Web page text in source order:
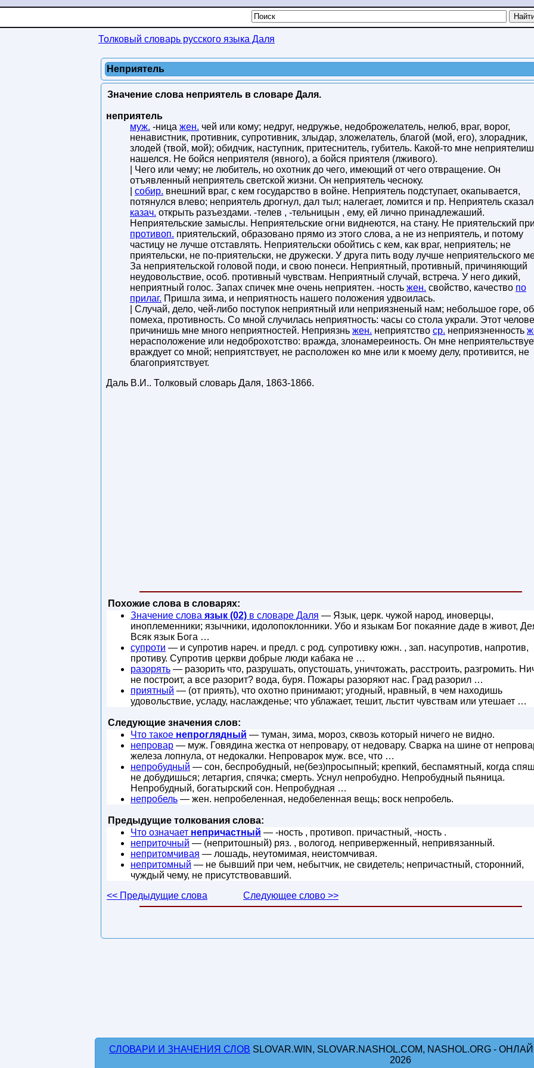
Толковый словарь русского языка Даля
Неприятель
Значение слова неприятель в словаре Даля.
неприятель
муж. -ница жен. чей или кому; недруг, недружье, недоброжелатель, нелюб, враг, ворог,
ненавистник, противник, супротивник, злыдар, зложелатель, благой (мой, его), злорадник,
злодей (твой, мой); обидчик, наступник, притеснитель, губитель. Какой-то мне
нашелся. Не бойся неприятеля (явного), а бойся приятеля (лживого).
| Чего или чему; не любитель, но охотник до чего, имеющий от чего отвращение. Он
отъявленный неприятель светской жизни. Он неприятель чесноку.
собир. внешний враг, с кем государство в войне. Неприятель подступает, окапывается,
потянулся влево; неприятель дрогнул, дал тыл; налегает, ломится и пр. Неприятель
казач. открыть разъездами. -телев , -тельницын , ему, ей лично принадлежаший.
Неприятельские замыслы. Неприятельские огни виднеются, на стану. Не приятельский
противоп. приятельский, образовано прямо из этого слова, а не из неприятель, и потому
частицу не лучше отставлять. Неприятельски обойтись с кем, как враг, неприятель; не
приятельски, не по-приятельски, не дружески. У друга пить воду лучше неприятельского
За неприятельской головой поди, и свою понеси. Неприятный, противный, причиняющий
неудовольствие, особ. противный чувствам. Неприятный случай, встреча. У него дикий,
неприятный голос. Запах спичек мне очень неприятен. -ность жен. свойство, качество по
прилаг. Пришла зима, и неприятность нашего положения удвоилась.
| Случай, дело, чей-либо поступок неприятный или неприязненый нам; небольшое горе,
помеха, противность. Со мной случилась неприятность: часы со стола украли. Этот
причинишь мне много неприятностей. Неприязнь жен. неприятство ср. неприязненность
нерасположение или недоброхотство: вражда, злонамереиность. Он мне
враждует со мной; неприятствует, не расположен ко мне или к моему делу, противится, не
благоприятствует.
Даль В.И.. Толковый словарь Даля, 1863-1866.
Похожие слова в словарях:
Значение слова язык (02) в словаре Даля — Язык, церк. чужой народ, иноверцы,
иноплеменники; язычники, идолопоклонники. Убо и языкам Бог покаяние даде в живот,
Всяк язык Бога …
супроти — и супротив нареч. и предл. с род. супротивку южн. , зап. насупротив, напротив,
противу. Супротив церкви добрые люди кабака не …
разорять — разорить что, разрушать, опустошать, уничтожать, расстроить, разгромить.
не построит, а все разорит? вода, буря. Пожары разоряют нас. Град разорил …
приятный — (от приять), что охотно принимают; угодный, нравный, в чем находишь
удовольствие, усладу, наслажденье; что ублажает, тешит, льстит чувствам или утешает …
Следующие значения слов:
Что такое непроглядный — туман, зима, мороз, сквозь который ничего не видно.
непровар — муж. Говядина жестка от непровару, от недовару. Сварка на шине от
железа лопнула, от недокалки. Непроварок муж. все, что …
непробудный — сон, беспробудный, не(без)просыпный; крепкий, беспамятный, когда
не добудишься; летаргия, спячка; смерть. Уснул непробудно. Непробудный пьяница.
Непробудный, богатырский сон. Непробудная …
непробель — жен. непробеленная, недобеленная вещь; воск непробель.
Предыдущие толкования слова:
Что означает непричастный — -ность , противоп. причастный, -ность .
неприточный — (непритошный) ряз. , вологод. неприверженный, непривязанный.
непритомчивая — лошадь, неутомимая, неистомчивая.
непритомный — не бывший при чем, небытчик, не свидетель; непричастный, сторонний,
чуждый чему, не присутствовавший.
<< Предыдущие слова
Следующее слово >>
СЛОВАРИ И ЗНАЧЕНИЯ СЛОВ SLOVAR.WIN, SLOVAR.NASHOL.COM, NASHOL.ORG -
2026